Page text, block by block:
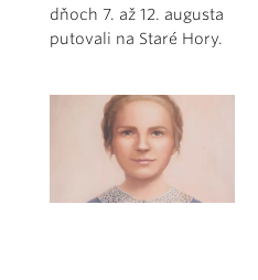
dňoch 7. až 12. augusta
putovali na Staré Hory.